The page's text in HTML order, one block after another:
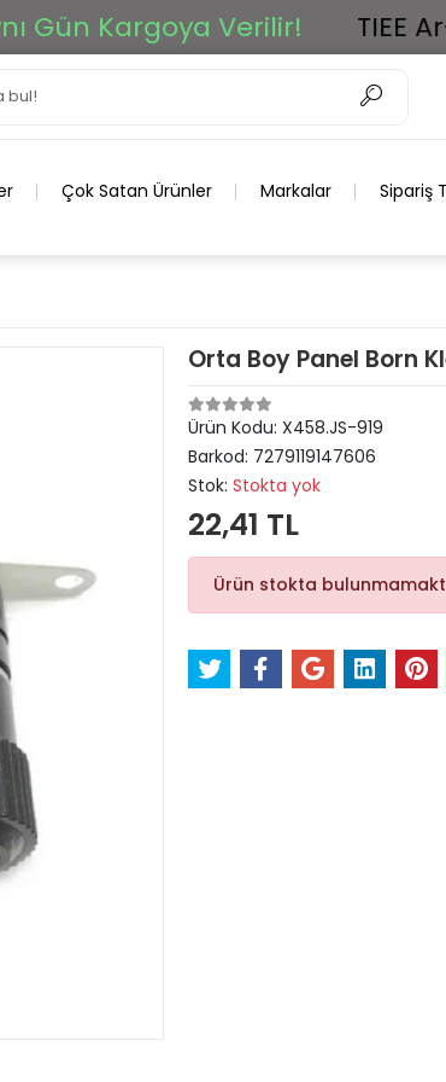
Kargoya Verilir! TIEE Ar-Ge
Çok Satan Ürünler Markalar Sipariş
Orta Boy Panel Born
Ürün Kodu: X458.JS-919
Barkod: 7279119147606
Stok: Stokta yok
22,41 TL
Ürün stokta